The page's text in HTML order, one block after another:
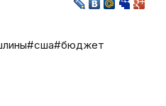
#сша#бюджет